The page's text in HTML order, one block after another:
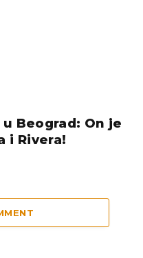
Beograd: On je
i Rivera!